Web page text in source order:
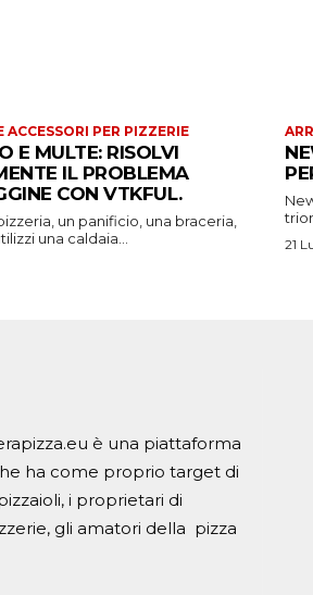
ACCESSORI PER PIZZERIE
E MULTE: RISOLVI
IL PROBLEMA
CON VTKFUL.
un panificio, una braceria,
una caldaia...
21
è una piattaforma
ha come proprio target di
i proprietari di
gli amatori della pizza